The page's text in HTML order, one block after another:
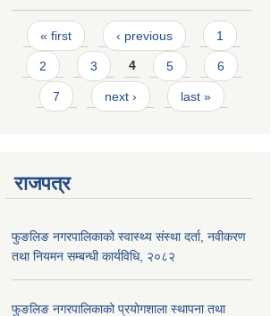
Pages
« first ‹ previous 1
2 3 4 5 6
7 next › last »
राजपत्र
फुङलिङ नगरपालिकाको स्वास्थ्य संस्था दर्ता, नवीकरण
तथा नियमन सम्बन्धी कार्यविधि, २०८२
फुङलिङ नगरपालिकाको प्रयोगशाला स्थापना तथा